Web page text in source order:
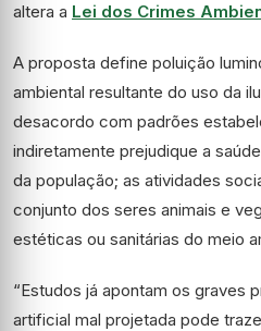
altera a Lei dos Crimes
A proposta define poluição
ambiental resultante do uso da
desacordo com padrões
indiretamente prejudique a
da população; as atividades
conjunto dos seres animais e
estéticas ou sanitárias do meio
“Estudos já apontam os graves
artificial mal projetada pode